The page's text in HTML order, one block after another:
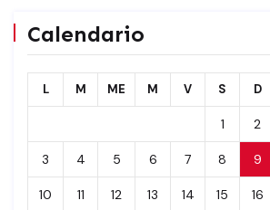
Calendario
L M ME M V S D
1 2
3 4 5 6 7 8 9
10 11 12 13 14 15 16